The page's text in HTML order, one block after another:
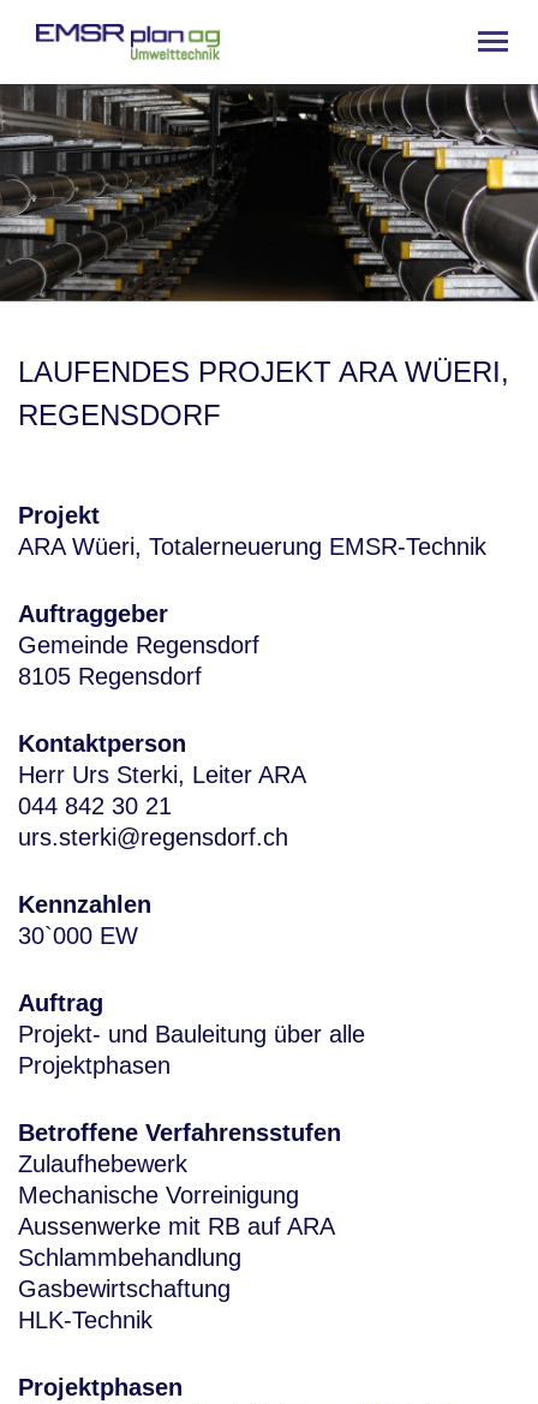
LAUFENDES PROJEKT ARA WÜERI,
REGENSDORF
Projekt
ARA Wüeri, Totalerneuerung EMSR-Technik
Auftraggeber
Gemeinde Regensdorf
8105 Regensdorf
Kontaktperson
Herr Urs Sterki, Leiter ARA
044 842 30 21
urs.sterki@regensdorf.ch
Kennzahlen
30`000 EW
Auftrag
Projekt- und Bauleitung über alle
Projektphasen
Betroffene Verfahrensstufen
Zulaufhebewerk
Mechanische Vorreinigung
Aussenwerke mit RB auf ARA
Schlammbehandlung
Gasbewirtschaftung
HLK-Technik
Projektphasen